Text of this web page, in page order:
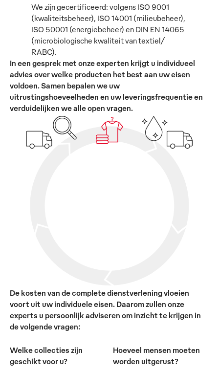
We zijn gecertificeerd: volgens ISO 9001
(kwaliteitsbeheer), ISO 14001 (milieubeheer),
ISO 50001 (energiebeheer) en DIN EN 14065
(microbiologische kwaliteit van textiel/
RABC).
In een gesprek met onze experten krijgt u individueel
advies over welke producten het best aan uw eisen
voldoen. Samen bepalen we uw
uitrustingshoeveelheden en uw leveringsfrequentie en
verduidelijken we alle open vragen.
De kosten van de complete dienstverlening vloeien
voort uit uw individuele eisen. Daarom zullen onze
experts u persoonlijk adviseren om inzicht te krijgen in
de volgende vragen:
Welke collecties zijn
geschikt voor u?
Hoeveel mensen moeten
worden uitgerust?